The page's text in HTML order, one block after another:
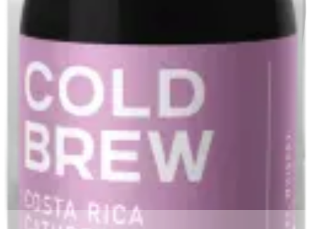
Natural Anaerobic
Оцінка якості
87
:
Bourbon, Bourbon
Немає в наявності
Рекомендуємо також
RWANDA RURONZI ESPRESSO
ETHIOPIA CHELBESA FILTER
КАВОМОЛКА 1Zpresso X-Ultra black
COLD BREW COSTA RICA JUICY HONEY 2PSC